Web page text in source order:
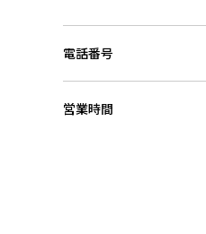
電話番号
営業時間